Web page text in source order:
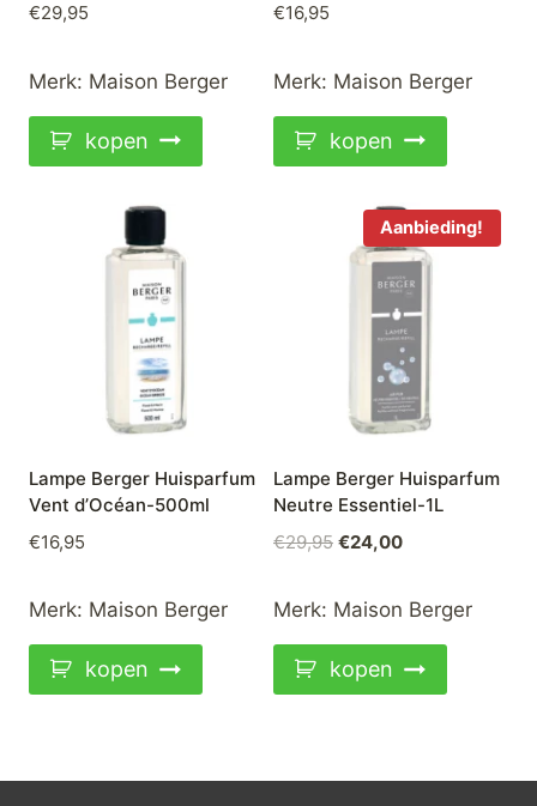
€29,95
Merk: Maison Berger
kopen
€16,95
Merk: Maison Berger
kopen
Lampe Berger Huisparfum
Vent d’Océan-500ml
€16,95
Merk: Maison Berger
kopen
Aanbieding!
Lampe Berger Huisparfum
Neutre Essentiel-1L
€29,95 Oorspronkelijke
was:
€24,00Huidige
is:
€24,00.
Merk: Maison Berger
kopen